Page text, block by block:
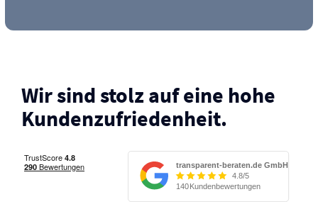
Wir sind stolz auf eine hohe
Kunden­zufriedenheit.